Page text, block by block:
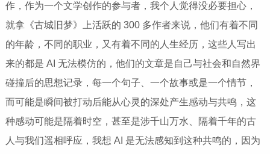
作，作为一个文学创作的参与者，我个人觉得没必要担心，
就拿《古城旧梦》上活跃的 300 多作者来说，他们有着不同
的年龄，不同的职业，又有着不同的人生经历，这些人写出
来的都是 AI 无法模仿的，他们的文章是自己与社会和自然界
碰撞后的思想记录，每一个句子、一个故事或是一个情节，
而可能是瞬间被打动后能从心灵的深处产生感动与共鸣，这
种感动可能是隔着时空，甚至是涉千山万水、隔着千年的古
人与我们遥相呼应，我想 AI 是无法感知到这种共鸣的，因为